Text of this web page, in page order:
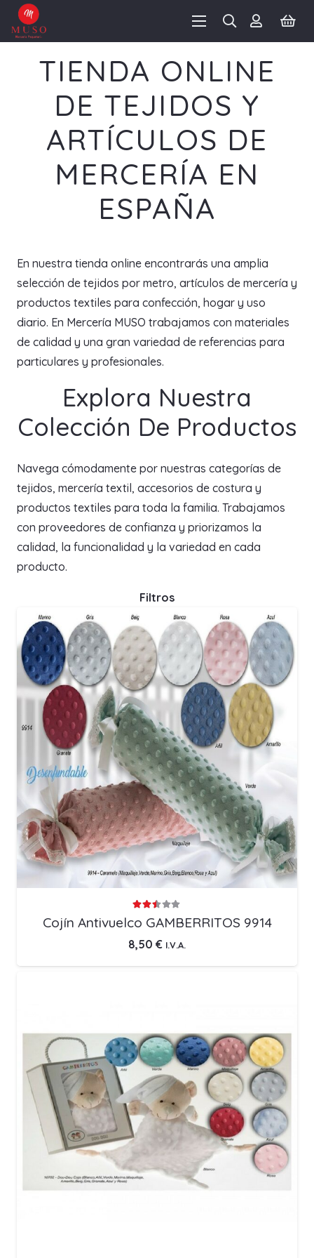
TIENDA ONLINE
DE TEJIDOS Y
ARTÍCULOS DE
MERCERÍA EN
ESPAÑA
En nuestra tienda online encontrarás una amplia
selección de tejidos por metro, artículos de mercería y
productos textiles para confección, hogar y uso
diario. En Mercería MUSO trabajamos con materiales
de calidad y una gran variedad de referencias para
particulares y profesionales.
Explora Nuestra
Colección De Productos
Navega cómodamente por nuestras categorías de
tejidos, mercería textil, accesorios de costura y
productos textiles para toda la familia. Trabajamos
con proveedores de confianza y priorizamos la
calidad, la funcionalidad y la variedad en cada
producto.
Filtros
Cojín Antivuelco GAMBERRITOS 9914
8,50 € I.V.A.